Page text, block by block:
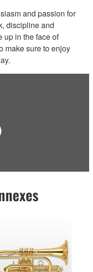
and passion for
discipline and
up in the face of
make sure to enjoy